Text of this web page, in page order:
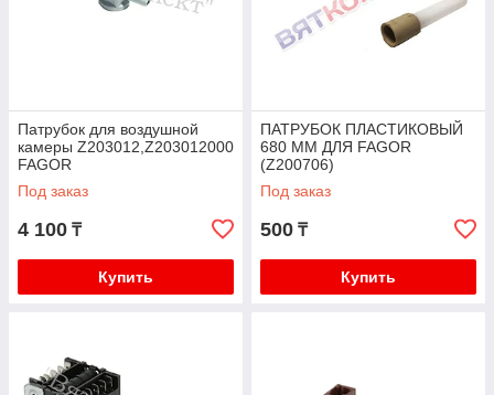
Патрубок для воздушной
камеры Z203012,Z203012000
FAGOR
Под заказ
4 100 ₸
Купить
ПАТРУБОК ПЛАСТИКОВЫЙ
680 ММ ДЛЯ FAGOR
(Z200706)
Под заказ
500 ₸
Купить